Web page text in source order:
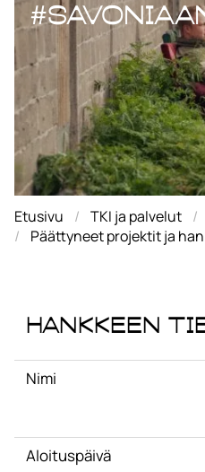
Etusivu TKI ja palvelut
Päättyneet projektit ja
Hankkeen
Nimi
Aloituspäivä